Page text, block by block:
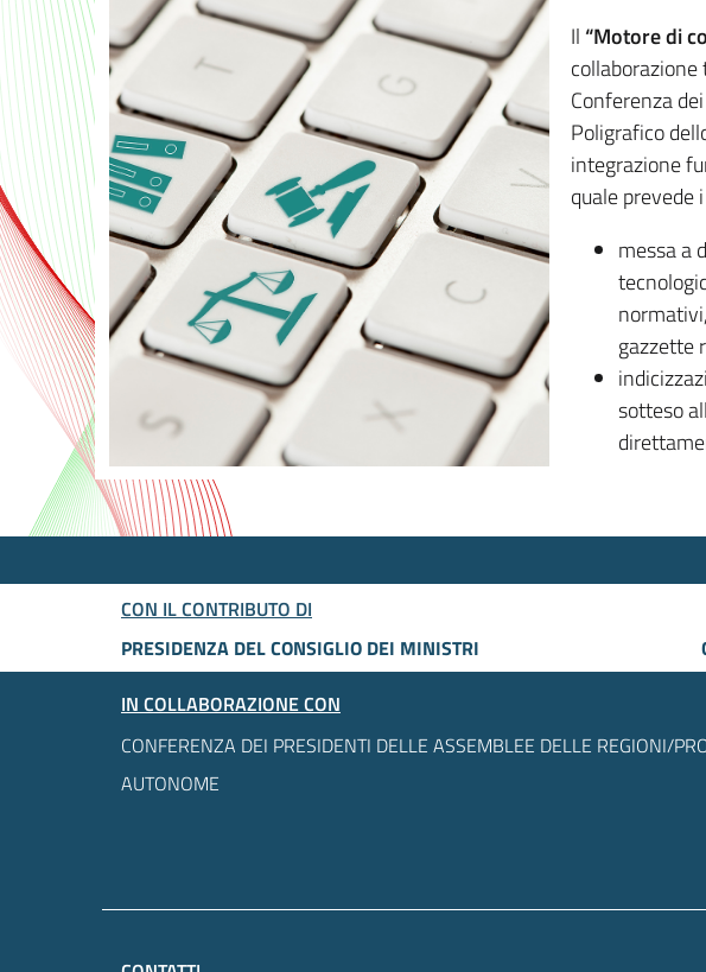
Il “Motore di
Conferenza
Poligrafico
integrazione
quale prevede
messa a
gazzette
sotteso
CON IL CONTRIBUTO DI
PRESIDENZA DEL CONSIGLIO DEI MINISTRI
IN COLLABORAZIONE CON
CONFERENZA DEI PRESIDENTI DELLE ASSEMBLEE DELLE REGIONI/
AUTONOME